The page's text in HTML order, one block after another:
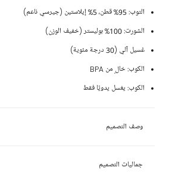
التوب: 95% قطن، 5% إيلاستين (جيرسي ناعم)
الشورت: 100% بوليستر (خفيف الوزن)
غسيل آلي (30 درجة مئوية)
الكوب: خالٍ من BPA
الكوب: يغسل يدويًا فقط
وصف التصميم
جماليات التصميم